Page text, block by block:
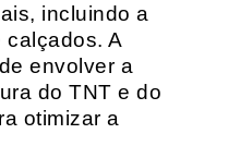
incluindo a
calçados. A
envolver a
do TNT e do
otimizar a